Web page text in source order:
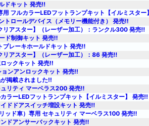
ドキット 発売!!
フルカラーLEDフットランプキット【イルミスター
トロールデバイス（メモリー機能付き） 発売!!
リアスター】（レーザー加工）：ランクル300 発売!!
ド制御キット 発売!!
ブレーキホールドキット 発売!!
リアスター】（レーザー加工）：86 発売!!
ックキット 発売!!
ンアンロックキット 発売!!
掲載されました!!
リティ マーベラス200 発売!!
ラーLEDフットランプキット【イルミスター】 発売!!
ドドアスイッチ増設キット 発売!!
ッド車）専用 セキュリティ マーベラス100 発売!!
ドアンサーバックキット 発売!!